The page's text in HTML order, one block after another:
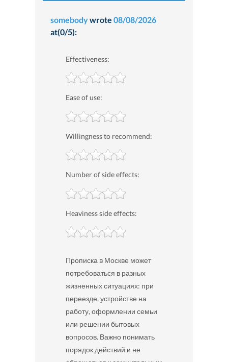
somebodywrote 08/08/2026
at(0/5):
Effectiveness:
Ease of use:
Willingness to recommend:
Number of side effects:
Heaviness side effects:
Прописка в Москве может
потребоваться в разных
жизненных ситуациях: при
переезде, устройстве на
работу, оформлении семьи
или решении бытовых
вопросов. Важно понимать
порядок действий и не